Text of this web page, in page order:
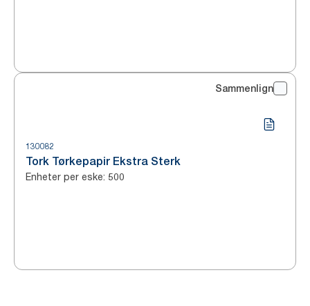
Sammenlign
130082
Tork Tørkepapir Ekstra Sterk
Enheter per eske: 500